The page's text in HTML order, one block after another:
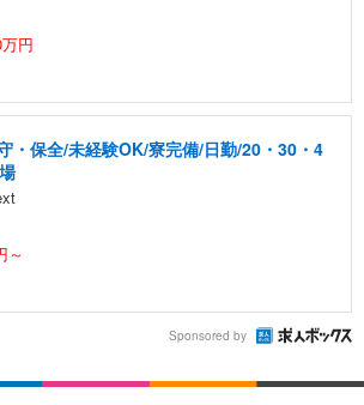
円
・保全/未経験OK/寮完備/日勤/20・30・4
～
Sponsored by